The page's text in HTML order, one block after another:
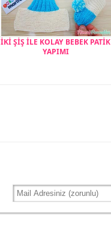
İKİ ŞİŞ İLE KOLAY BEBEK PATİK
YAPIMI